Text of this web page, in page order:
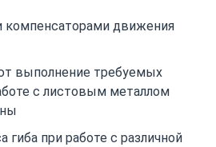
компенсаторами движения
выполнение требуемых
с листовым металлом
при работе с различной